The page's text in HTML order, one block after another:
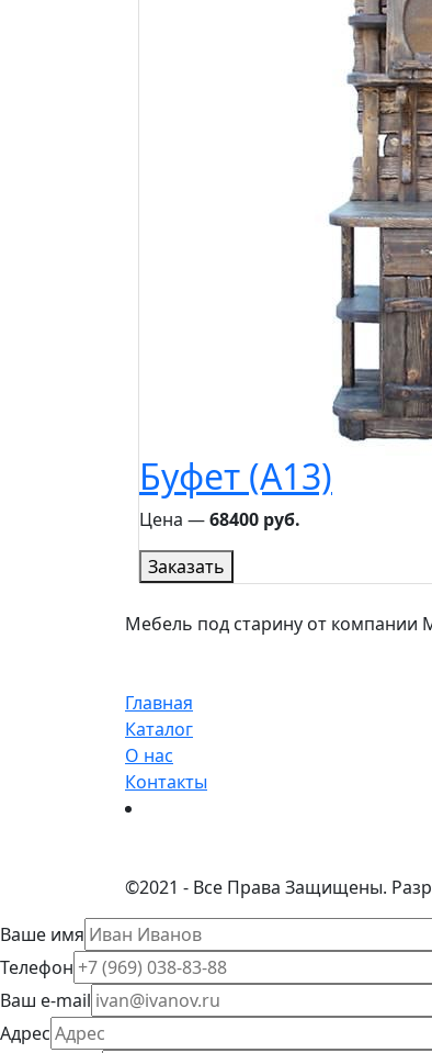
Буфет (A13)
Цена ―68400 руб.
Заказать
Мебель под старину от компании
Главная
Каталог
О нас
Контакты
©2021 - Все Права Защищены.
Ваше имя
Телефон
Ваш e-mail
Адрес